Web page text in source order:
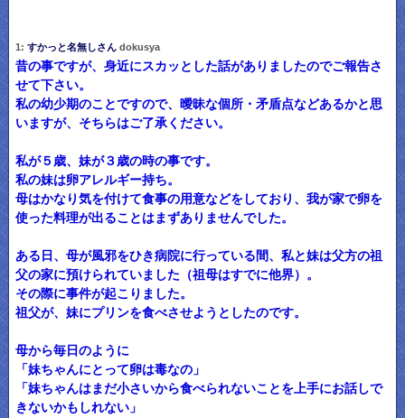
1: すかっと名無しさんdokusya
昔の事ですが、身近にスカッとした話がありましたのでご報告さ
せて下さい。
私の幼少期のことですので、曖昧な個所・矛盾点などあるかと思
いますが、そちらはご了承ください。
私が５歳、妹が３歳の時の事です。
私の妹は卵アレルギー持ち。
母はかなり気を付けて食事の用意などをしており、我が家で卵を
使った料理が出ることはまずありませんでした。
ある日、母が風邪をひき病院に行っている間、私と妹は父方の祖
父の家に預けられていました（祖母はすでに他界）。
その際に事件が起こりました。
祖父が、妹にプリンを食べさせようとしたのです。
母から毎日のように
「妹ちゃんにとって卵は毒なの」
「妹ちゃんはまだ小さいから食べられないことを上手にお話しで
きないかもしれない」